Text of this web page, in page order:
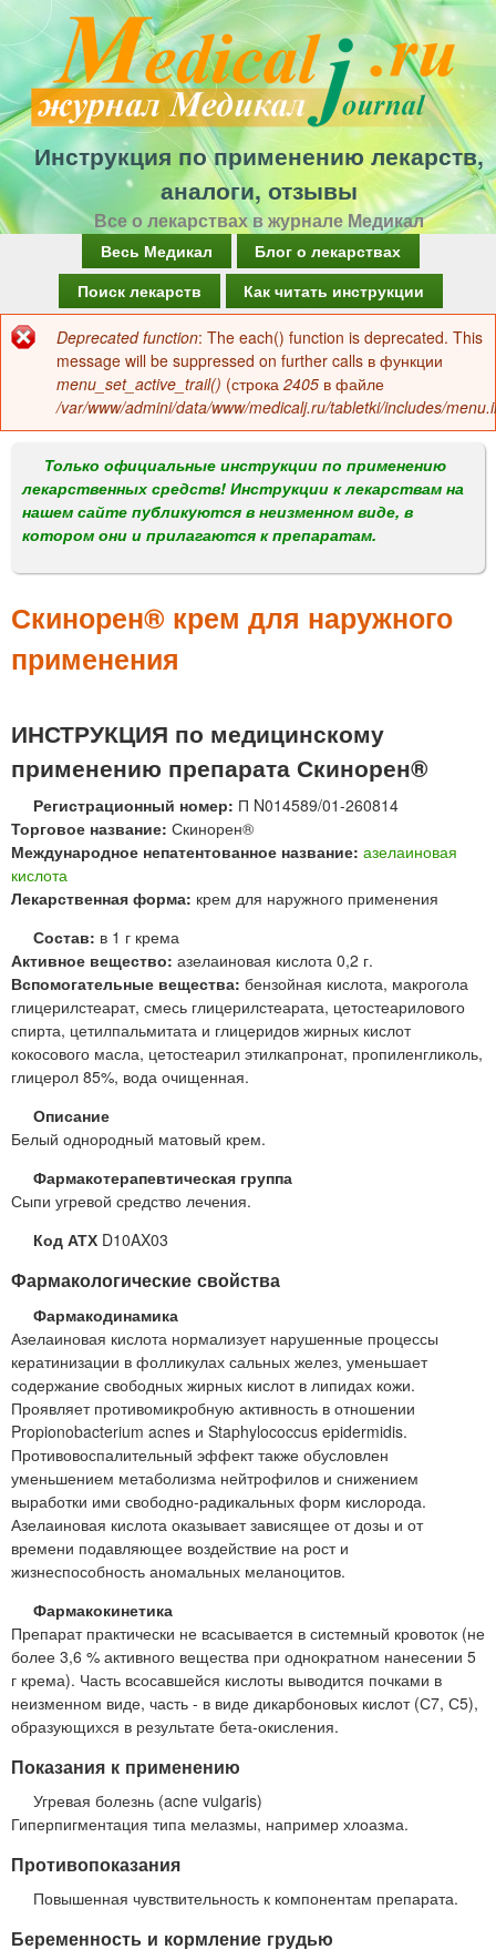
Перейти
к
основному
содержанию
Инструкция по применению лекарств,
аналоги, отзывы
Все о лекарствах в журнале Медикал
а
в
о
м
е
н
Весь Медикал
Блог о лекарствах
Поиск лекарств
Как читать инструкции
Сообщение
об
ошибке
Deprecated function: The each() function is deprecated. This
message will be suppressed on further calls в функции
menu_set_active_trail() (строка 2405 в файле
/var/www/admini/data/www/medicalj.ru/tabletki/includes/
Только официальные инструкции по применению
лекарственных средств! Инструкции к лекарствам на
нашем сайте публикуются в неизменном виде, в
котором они и прилагаются к препаратам.
Скинорен® крем для наружного
применения
ИНСТРУКЦИЯ по медицинскому
применению препарата Скинорен®
Регистрационный номер: П N014589/01-260814
Торговое название: Скинорен®
Международное непатентованное название: азелаиновая
кислота
Лекарственная форма: крем для наружного применения
Состав: в 1 г крема
Активное вещество: азелаиновая кислота 0,2 г.
Вспомогательные вещества: бензойная кислота, макрогола
глицерилстеарат, смесь глицерилстеарата, цетостеарилового
спирта, цетилпальмитата и глицеридов жирных кислот
кокосового масла, цетостеарил этилкапронат, пропиленгликоль,
глицерол 85%, вода очищенная.
Описание
Белый однородный матовый крем.
Фармакотерапевтическая группа
Сыпи угревой средство лечения.
Код АТХ D10AX03
Фармакологические свойства
Фармакодинамика
Азелаиновая кислота нормализует нарушенные процессы
кератинизации в фолликулах сальных желез, уменьшает
содержание свободных жирных кислот в липидах кожи.
Проявляет противомикробную активность в отношении
Propionobacterium acnes и Staphylococcus epidermidis.
Противовоспалительный эффект также обусловлен
уменьшением метаболизма нейтрофилов и снижением
выработки ими свободно-радикальных форм кислорода.
Азелаиновая кислота оказывает зависящее от дозы и от
времени подавляющее воздействие на рост и
жизнеспособность аномальных меланоцитов.
Фармакокинетика
Препарат практически не всасывается в системный кровоток (не
более 3,6 % активного вещества при однократном нанесении 5
г крема). Часть всосавшейся кислоты выводится почками в
неизменном виде, часть - в виде дикарбоновых кислот (С7, С5),
образующихся в результате бета-окисления.
Показания к применению
Угревая болезнь (acne vulgaris)
Гиперпигментация типа мелазмы, например хлоазма.
Противопоказания
Повышенная чувствительность к компонентам препарата.
Беременность и кормление грудью